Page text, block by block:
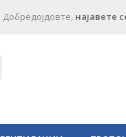
Добредојдовте, најавете